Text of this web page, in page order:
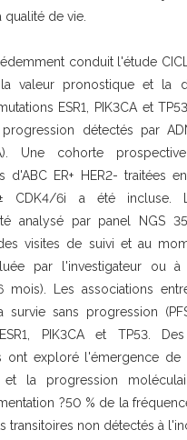
de vie.
conduit l'étude
valeur pronostique et la
ESR1, PIK3CA et
détectés par
Une cohorte
d'ABC ER+ HER2- traitées
CDK4/6i a été incluse.
analysé par panel NGS
visites de suivi et au
par l'investigateur ou
mois). Les associations
survie sans progression
PIK3CA et TP53. Des
ont exploré l'émergence de
et la progression
?50 % de la
transitoires non détectés à